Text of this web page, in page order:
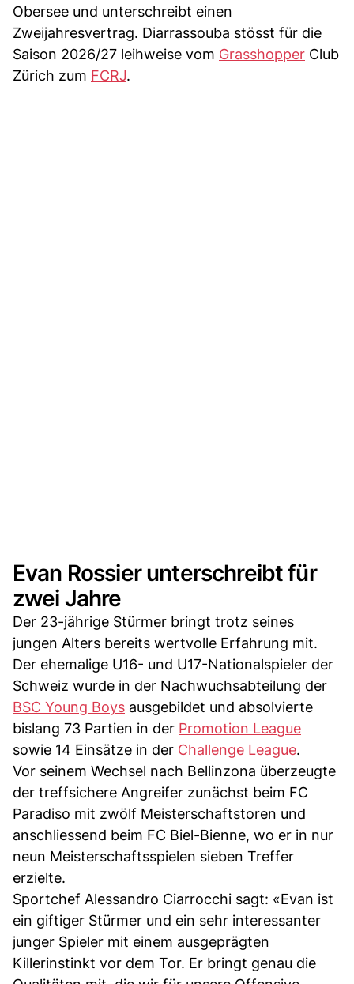
Obersee und unterschreibt einen
Zweijahresvertrag. Diarrassouba stösst für die
Saison 2026/27 leihweise vom Grasshopper Club
Zürich zum FCRJ.
Evan Rossier unterschreibt für
zwei Jahre
Der 23-jährige Stürmer bringt trotz seines
jungen Alters bereits wertvolle Erfahrung mit.
Der ehemalige U16- und U17-Nationalspieler der
Schweiz wurde in der Nachwuchsabteilung der
BSC Young Boys ausgebildet und absolvierte
bislang 73 Partien in der Promotion League
sowie 14 Einsätze in der Challenge League.
Vor seinem Wechsel nach Bellinzona überzeugte
der treffsichere Angreifer zunächst beim FC
Paradiso mit zwölf Meisterschaftstoren und
anschliessend beim FC Biel-Bienne, wo er in nur
neun Meisterschaftsspielen sieben Treffer
erzielte.
Sportchef Alessandro Ciarrocchi sagt: «Evan ist
ein giftiger Stürmer und ein sehr interessanter
junger Spieler mit einem ausgeprägten
Killerinstinkt vor dem Tor. Er bringt genau die